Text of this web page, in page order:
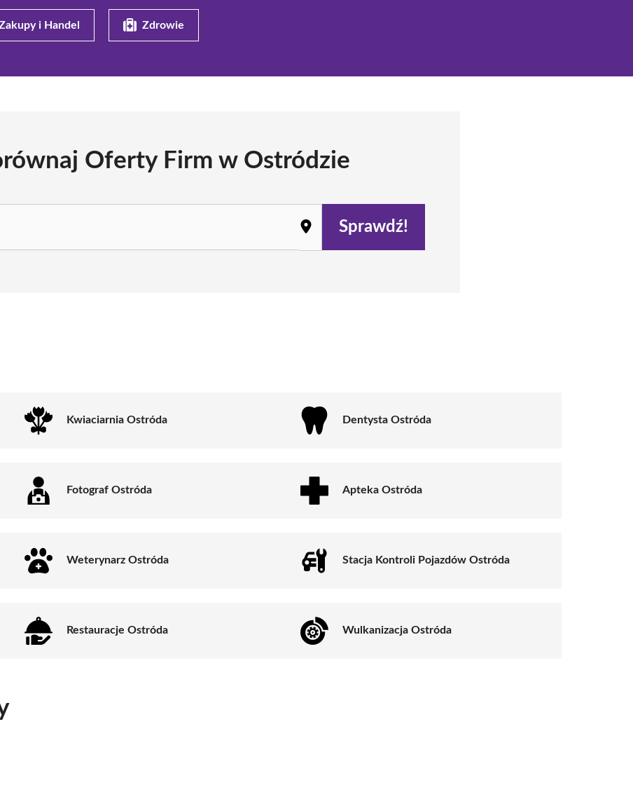
i Handel Zdrowie
Oferty Firm w Ostródzie
Sprawdź!
Kwiaciarnia Ostróda Dentysta Ostróda
Fotograf Ostróda Apteka Ostróda
Weterynarz Ostróda Stacja Kontroli Pojazdów Ostróda
Restauracje Ostróda Wulkanizacja Ostróda